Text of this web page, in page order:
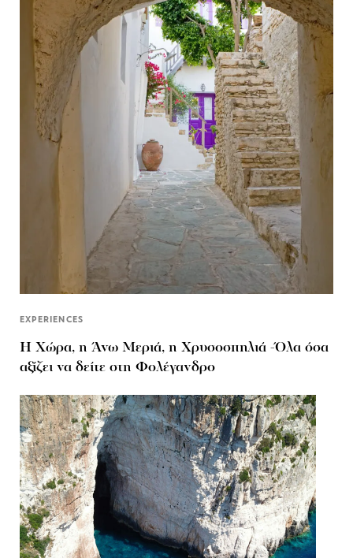
EXPERIENCES
Η Χώρα, η Άνω Μεριά, η Χρυσοσπηλιά -Όλα όσα
αξίζει να δείτε στη Φολέγανδρο